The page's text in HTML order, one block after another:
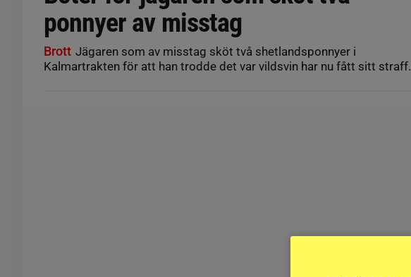
ponnyer av misstag
Brott Jägaren som av misstag sköt två shetlandsponnyer i
Kalmartrakten för att han trodde det var vildsvin har nu fått sitt straff.